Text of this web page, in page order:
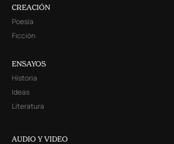
CREACIÓN
Poesía
Ficción
ENSAYOS
Historia
Ideas
Literatura
AUDIO Y VIDEO